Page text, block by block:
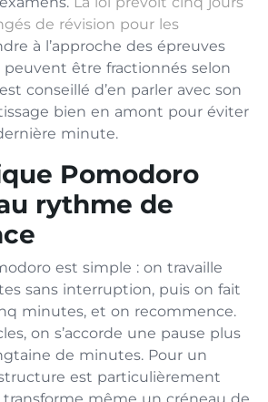
de révision pour les
à l’approche des épreuves
peuvent être fractionnés selon
conseillé d’en parler avec son
bien en amont pour éviter
minute.
Pomodoro
rythme de
est simple : on travaille
sans interruption, puis on fait
minutes, et on recommence.
on s’accorde une pause plus
de minutes. Pour un
est particulièrement